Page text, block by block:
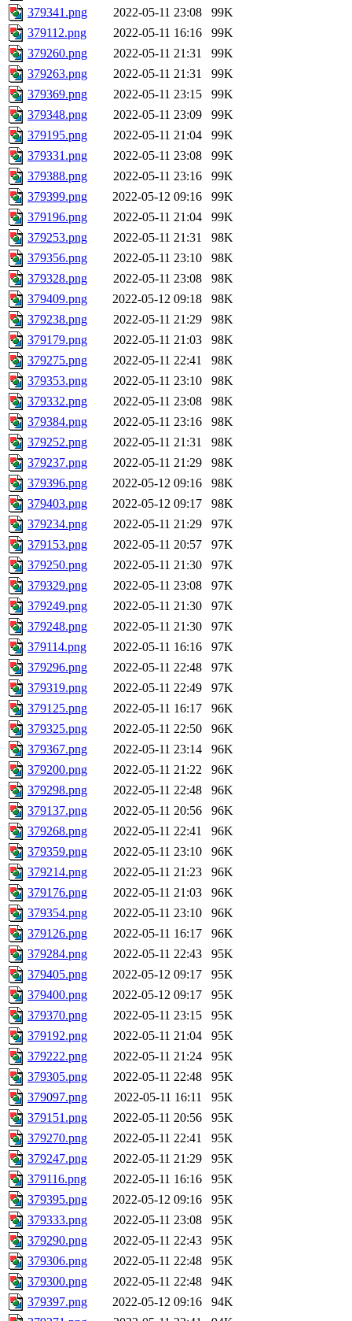
379341.png
2022-05-11 23:08
99K
379112.png
2022-05-11 16:16
99K
379260.png
2022-05-11 21:31
99K
379263.png
2022-05-11 21:31
99K
379369.png
2022-05-11 23:15
99K
379348.png
2022-05-11 23:09
99K
379195.png
2022-05-11 21:04
99K
379331.png
2022-05-11 23:08
99K
379388.png
2022-05-11 23:16
99K
379399.png
2022-05-12 09:16
99K
379196.png
2022-05-11 21:04
99K
379253.png
2022-05-11 21:31
98K
379356.png
2022-05-11 23:10
98K
379328.png
2022-05-11 23:08
98K
379409.png
2022-05-12 09:18
98K
379238.png
2022-05-11 21:29
98K
379179.png
2022-05-11 21:03
98K
379275.png
2022-05-11 22:41
98K
379353.png
2022-05-11 23:10
98K
379332.png
2022-05-11 23:08
98K
379384.png
2022-05-11 23:16
98K
379252.png
2022-05-11 21:31
98K
379237.png
2022-05-11 21:29
98K
379396.png
2022-05-12 09:16
98K
379403.png
2022-05-12 09:17
98K
379234.png
2022-05-11 21:29
97K
379153.png
2022-05-11 20:57
97K
379250.png
2022-05-11 21:30
97K
379329.png
2022-05-11 23:08
97K
379249.png
2022-05-11 21:30
97K
379248.png
2022-05-11 21:30
97K
379114.png
2022-05-11 16:16
97K
379296.png
2022-05-11 22:48
97K
379319.png
2022-05-11 22:49
97K
379125.png
2022-05-11 16:17
96K
379325.png
2022-05-11 22:50
96K
379367.png
2022-05-11 23:14
96K
379200.png
2022-05-11 21:22
96K
379298.png
2022-05-11 22:48
96K
379137.png
2022-05-11 20:56
96K
379268.png
2022-05-11 22:41
96K
379359.png
2022-05-11 23:10
96K
379214.png
2022-05-11 21:23
96K
379176.png
2022-05-11 21:03
96K
379354.png
2022-05-11 23:10
96K
379126.png
2022-05-11 16:17
96K
379284.png
2022-05-11 22:43
95K
379405.png
2022-05-12 09:17
95K
379400.png
2022-05-12 09:17
95K
379370.png
2022-05-11 23:15
95K
379192.png
2022-05-11 21:04
95K
379222.png
2022-05-11 21:24
95K
379305.png
2022-05-11 22:48
95K
379097.png
2022-05-11 16:11
95K
379151.png
2022-05-11 20:56
95K
379270.png
2022-05-11 22:41
95K
379247.png
2022-05-11 21:29
95K
379116.png
2022-05-11 16:16
95K
379395.png
2022-05-12 09:16
95K
379333.png
2022-05-11 23:08
95K
379290.png
2022-05-11 22:43
95K
379306.png
2022-05-11 22:48
95K
379300.png
2022-05-11 22:48
94K
379397.png
2022-05-12 09:16
94K